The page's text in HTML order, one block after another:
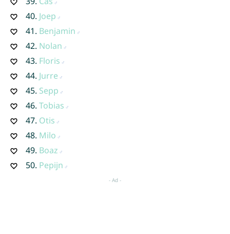
40. Joep
41. Benjamin
42. Nolan
43. Floris
44. Jurre
45. Sepp
46. Tobias
47. Otis
48. Milo
49. Boaz
50. Pepijn